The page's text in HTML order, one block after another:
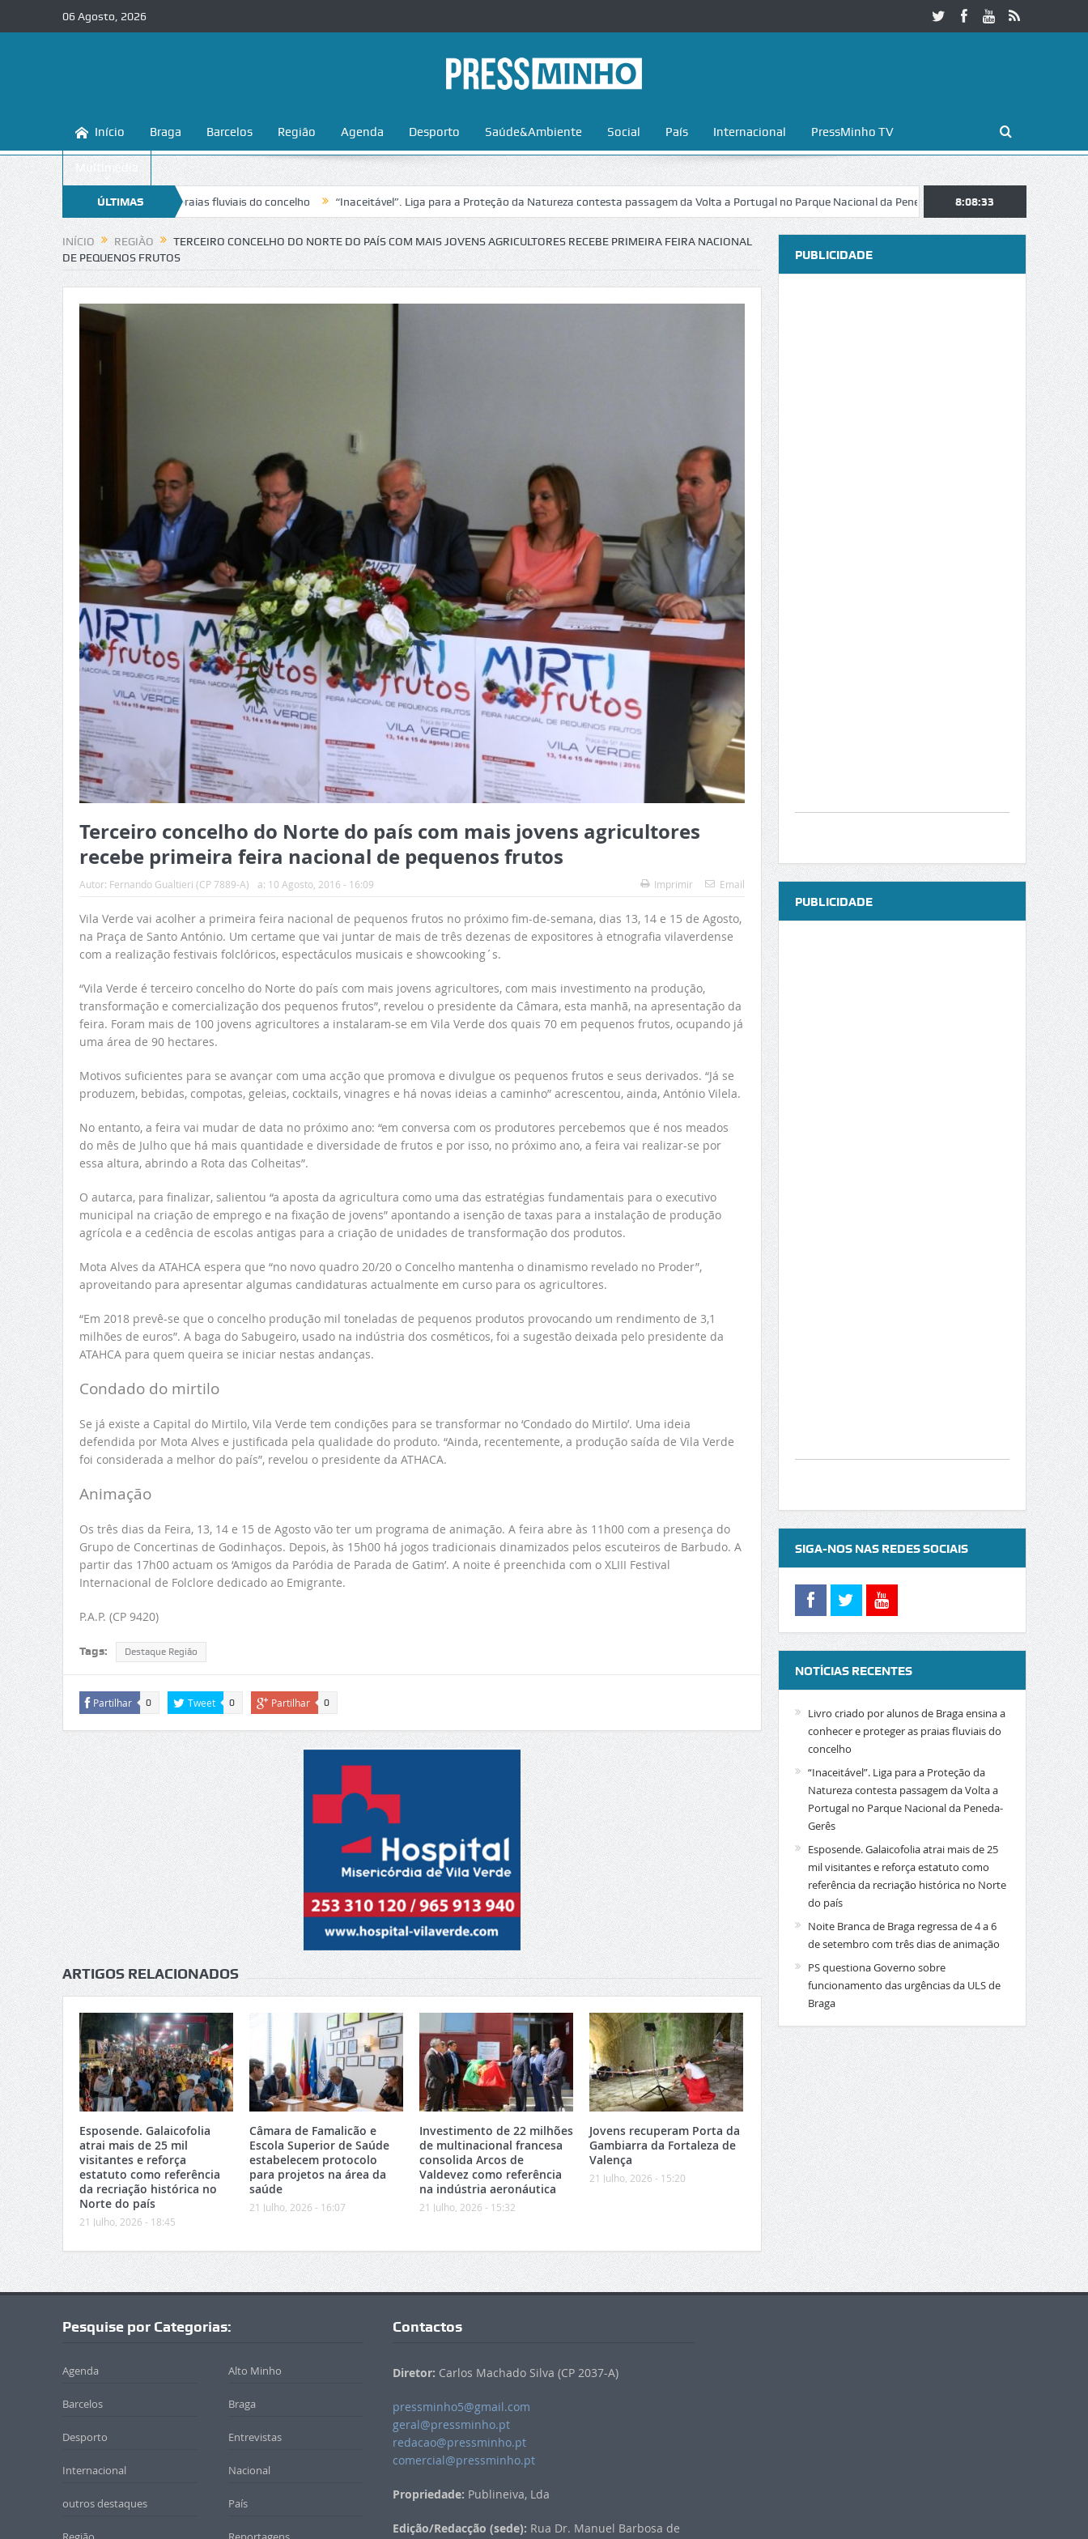
06 Agosto, 2026
Início Braga Barcelos Região Agenda Desporto Saúde&Ambiente Social País Internacional PressMinho TV
Multimédia
ÚLTIMAS
NOTÍCIAS
e proteger as praias fluviais do concelho “Inaceitável”. Liga para a Proteção da Natureza contesta passagem da Volta a Portugal no Parque Nacional da Peneda-Gerês Esposende. Galaicofolia atrai
8:08:34
INÍCIO REGIÃO
TERCEIRO CONCELHO DO NORTE DO PAÍS COM MAIS JOVENS AGRICULTORES RECEBE PRIMEIRA FEIRA NACIONAL
DE PEQUENOS FRUTOS
Terceiro concelho do Norte do país com mais jovens agricultores
recebe primeira feira nacional de pequenos frutos
Autor: Fernando Gualtieri (CP 7889-A) a: 10 Agosto, 2016 - 16:09 Imprimir Email
Vila Verde vai acolher a primeira feira nacional de pequenos frutos no próximo fim-de-semana, dias 13, 14 e 15 de Agosto,
na Praça de Santo António. Um certame que vai juntar de mais de três dezenas de expositores à etnografia vilaverdense
com a realização festivais folclóricos, espectáculos musicais e showcooking´s.
“Vila Verde é terceiro concelho do Norte do país com mais jovens agricultores, com mais investimento na produção,
transformação e comercialização dos pequenos frutos”, revelou o presidente da Câmara, esta manhã, na apresentação da
feira. Foram mais de 100 jovens agricultores a instalaram-se em Vila Verde dos quais 70 em pequenos frutos, ocupando já
uma área de 90 hectares.
Motivos suficientes para se avançar com uma acção que promova e divulgue os pequenos frutos e seus derivados. “Já se
produzem, bebidas, compotas, geleias, cocktails, vinagres e há novas ideias a caminho” acrescentou, ainda, António Vilela.
No entanto, a feira vai mudar de data no próximo ano: “em conversa com os produtores percebemos que é nos meados
do mês de Julho que há mais quantidade e diversidade de frutos e por isso, no próximo ano, a feira vai realizar-se por
essa altura, abrindo a Rota das Colheitas”.
O autarca, para finalizar, salientou “a aposta da agricultura como uma das estratégias fundamentais para o executivo
municipal na criação de emprego e na fixação de jovens” apontando a isenção de taxas para a instalação de produção
agrícola e a cedência de escolas antigas para a criação de unidades de transformação dos produtos.
Mota Alves da ATAHCA espera que “no novo quadro 20/20 o Concelho mantenha o dinamismo revelado no Proder”,
aproveitando para apresentar algumas candidaturas actualmente em curso para os agricultores.
“Em 2018 prevê-se que o concelho produção mil toneladas de pequenos produtos provocando um rendimento de 3,1
milhões de euros”. A baga do Sabugeiro, usado na indústria dos cosméticos, foi a sugestão deixada pelo presidente da
ATAHCA para quem queira se iniciar nestas andanças.
Condado do mirtilo
Se já existe a Capital do Mirtilo, Vila Verde tem condições para se transformar no ‘Condado do Mirtilo’. Uma ideia
defendida por Mota Alves e justificada pela qualidade do produto. “Ainda, recentemente, a produção saída de Vila Verde
foi considerada a melhor do país”, revelou o presidente da ATHACA.
Animação
Os três dias da Feira, 13, 14 e 15 de Agosto vão ter um programa de animação. A feira abre às 11h00 com a presença do
Grupo de Concertinas de Godinhaços. Depois, às 15h00 há jogos tradicionais dinamizados pelos escuteiros de Barbudo. A
partir das 17h00 actuam os ‘Amigos da Paródia de Parada de Gatim’. A noite é preenchida com o XLIII Festival
Internacional de Folclore dedicado ao Emigrante.
P.A.P. (CP 9420)
Tags: Destaque Região
Partilhar 0 Tweet 0 Partilhar 0
ARTIGOS RELACIONADOS
Esposende. Galaicofolia
atrai mais de 25 mil
visitantes e reforça
estatuto como referência
da recriação histórica no
Norte do país
21 Julho, 2026 - 18:45
Câmara de Famalicão e
Escola Superior de Saúde
estabelecem protocolo
para projetos na área da
saúde
21 Julho, 2026 - 16:07
Investimento de 22 milhões
de multinacional francesa
consolida Arcos de
Valdevez como referência
na indústria aeronáutica
21 Julho, 2026 - 15:32
Jovens recuperam Porta da
Gambiarra da Fortaleza de
Valença
21 Julho, 2026 - 15:20
PUBLICIDADE
PUBLICIDADE
SIGA-NOS NAS REDES SOCIAIS
NOTÍCIAS RECENTES
Livro criado por alunos de Braga ensina a
conhecer e proteger as praias fluviais do
concelho
“Inaceitável”. Liga para a Proteção da
Natureza contesta passagem da Volta a
Portugal no Parque Nacional da Peneda-
Gerês
Esposende. Galaicofolia atrai mais de 25
mil visitantes e reforça estatuto como
referência da recriação histórica no Norte
do país
Noite Branca de Braga regressa de 4 a 6
de setembro com três dias de animação
PS questiona Governo sobre
funcionamento das urgências da ULS de
Braga
Pesquise por Categorias:
Agenda Alto Minho
Barcelos Braga
Desporto Entrevistas
Internacional Nacional
outros destaques País
Contactos
Diretor: Carlos Machado Silva (CP 2037-A)
pressminho5@gmail.com
geral@pressminho.pt
redacao@pressminho.pt
comercial@pressminho.pt
Propriedade: Publineiva, Lda
Edição/Redacção (sede): Rua Dr. Manuel Barbosa de